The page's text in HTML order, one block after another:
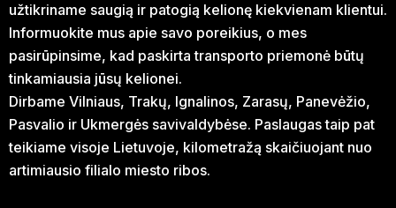
užtikriname saugią ir patogią kelionę kiekvienam klientui.
Informuokite mus apie savo poreikius, o mes
pasirūpinsime, kad paskirta transporto priemonė būtų
tinkamiausia jūsų kelionei.
Dirbame Vilniaus, Trakų, Ignalinos, Zarasų, Panevėžio,
Pasvalio ir Ukmergės savivaldybėse. Paslaugas taip pat
teikiame visoje Lietuvoje, kilometražą skaičiuojant nuo
artimiausio filialo miesto ribos.